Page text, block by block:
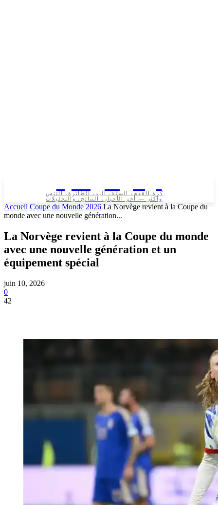
كرة القدم، السلة، اليد، الطائرة، التنس
وأكثر — آخر الأخبار، النتائج، والتحليلات
Accueil Coupe du Monde 2026 La Norvège revient à la Coupe du
monde avec une nouvelle génération...
La Norvège revient à la Coupe du monde
avec une nouvelle génération et un
équipement spécial
juin 10, 2026
0
42